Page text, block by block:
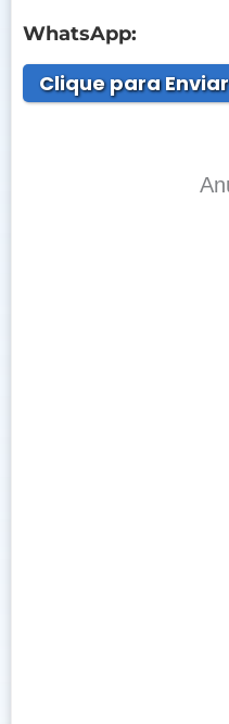
WhatsApp:
Clique para